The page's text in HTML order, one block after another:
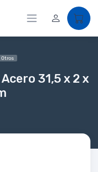
Otros
31,5 x 2 x